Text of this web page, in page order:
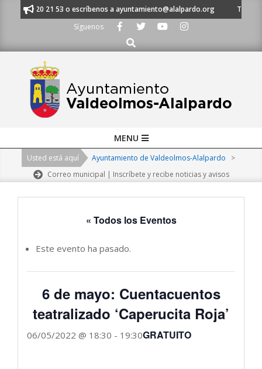
al 91 620 21 53 o escríbenos a ayuntamiento@alalpardo.org
TE
Síguenos
Buscar
Navigation
MENU
Usted está aquí Ayuntamiento de Valdeolmos-Alalpardo
>
Correo municipal | Inscríbete y recibe noticias y avisos
« Todos los Eventos
Este evento ha pasado.
6 de mayo: Cuentacuentos
teatralizado ‘Caperucita Roja’
06/05/2022 @ 18:30 - 19:30GRATUITO